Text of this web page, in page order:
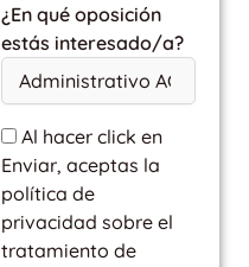
¿En qué oposición
estás interesado/a?
Al hacer click en
Enviar, aceptas la
política de
privacidad sobre el
tratamiento de